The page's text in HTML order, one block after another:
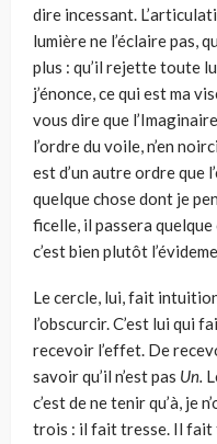
dire inces­sant.
lumière ne l’éclaire pas,
plus : qu’il rejette toute
j’énonce, ce qui est ma
vous dire que
l’ordre du voile, n’en
est d’un autre ordre que
quelque chose dont je
ficelle, il passera quelque
c’est bien plutôt
Le cercle, lui, fait
l’obscurcir. C’est lui qui
recevoir l’effet. De
savoir qu’il n’est pas Un.
c’est de ne tenir qu’à, je
trois : il fait tresse. Il fait